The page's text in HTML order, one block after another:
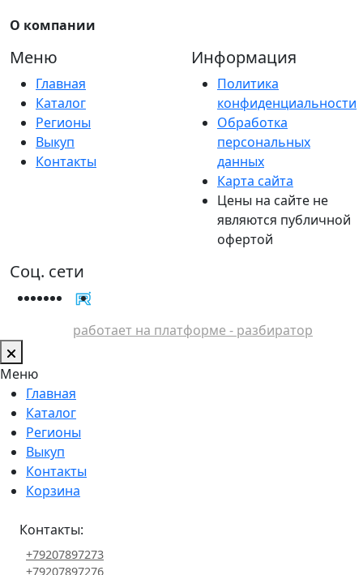
О компании
Меню
Главная
Каталог
Регионы
Выкуп
Контакты
Информация
Политика
конфиденциальности
Обработка
персональных
данных
Карта сайта
Цены на сайте не
являются публичной
офертой
Соц. сети
работает на платформе - разбиратор
Меню
Главная
Каталог
Регионы
Выкуп
Контакты
Корзина
Контакты:
+79207897273
+79207897276